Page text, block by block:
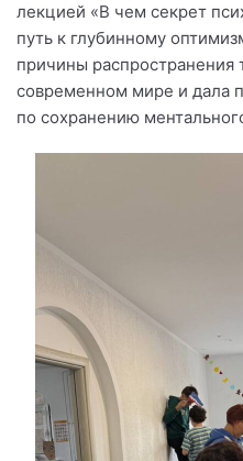
лекцией «В чем секрет
путь к глубинному
причины распространения
современном мире и дала
по сохранению